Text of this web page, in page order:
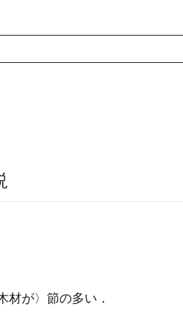
材が〉節の多い ．